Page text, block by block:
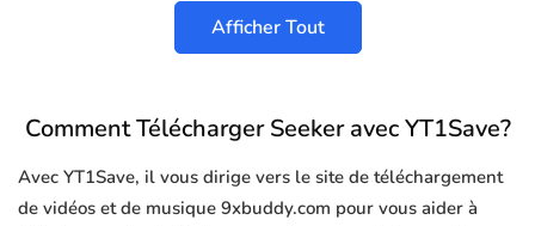
Afficher Tout
Comment Télécharger Seeker avec YT1Save?
Avec YT1Save, il vous dirige vers le site de téléchargement
de vidéos et de musique 9xbuddy.com pour vous aider à